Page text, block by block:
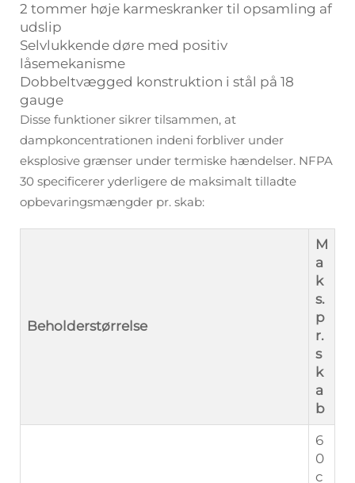
2 tommer høje karmeskranker til opsamling af
udslip
Selvlukkende døre med positiv
låsemekanisme
Dobbeltvægged konstruktion i stål på 18
gauge
Disse funktioner sikrer tilsammen, at
dampkoncentrationen indeni forbliver under
eksplosive grænser under termiske hændelser. NFPA
30 specificerer yderligere de maksimalt tilladte
opbevaringsmængder pr. skab:
Beholderstørrelse
M
a
k
s.
p
r.
s
k
a
b
6
0
c